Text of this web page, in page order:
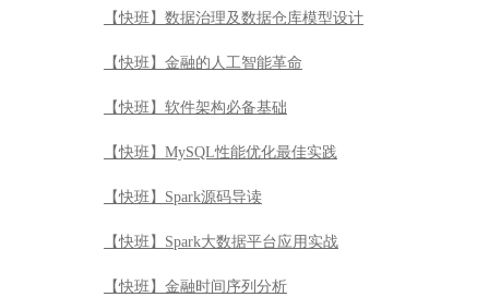
【快班】数据治理及数据仓库模型设计
【快班】金融的人工智能革命
【快班】软件架构必备基础
【快班】MySQL性能优化最佳实践
【快班】Spark源码导读
【快班】Spark大数据平台应用实战
【快班】金融时间序列分析